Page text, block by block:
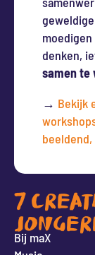
denken,
samen te
→ Bekijk
7
Bij maX